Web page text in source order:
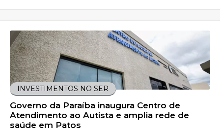
INVESTIMENTOS NO SER
Governo da Paraíba inaugura Centro de
Atendimento ao Autista e amplia rede de
saúde em Patos